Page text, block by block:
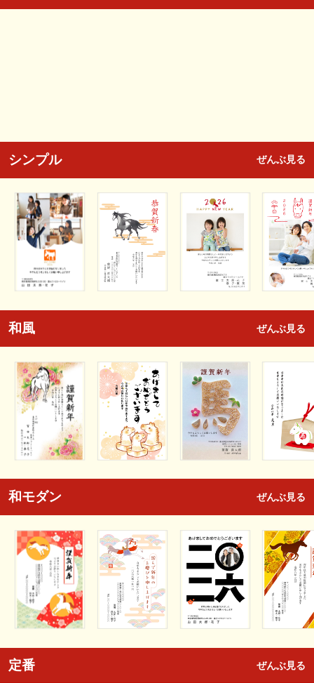
シンプル ぜんぶ見る
和風 ぜんぶ見る
和モダン ぜんぶ見る
定番 ぜんぶ見る